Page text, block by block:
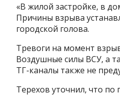
«В жилой застройке, в
Причины взрыва
городской голова.
Тревоги на момент
Воздушные силы ВСУ, а
ТГ-каналы также не
Терехов уточнил, что по